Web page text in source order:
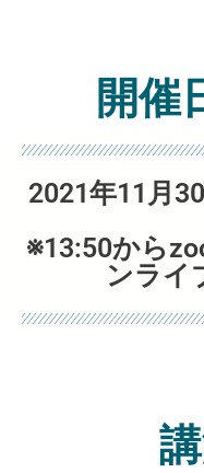
開催
2021年11月
※13:50から
ンライ